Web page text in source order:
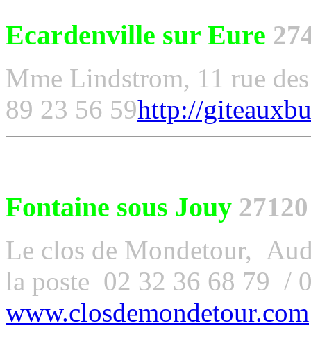
Ecardenville sur Eure
Mme Lindstrom, 11 rue
89 23 56 59http://
Fontaine sous Jouy 27120
Le clos de Mondetour,
la poste 02 32 36 68 79 /
www.closdemondetour.com